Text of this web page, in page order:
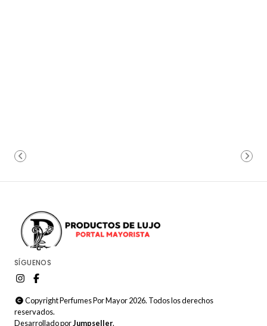
SÍGUENOS
Copyright Perfumes Por Mayor 2026. Todos los derechos
reservados.
Desarrollado porJumpseller.